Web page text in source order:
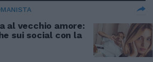
al vecchio amore:
sui social con la